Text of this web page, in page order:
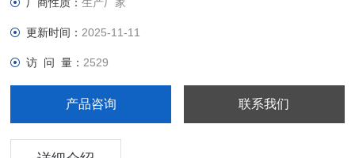
更新时间： 2025-11-11
访 问 量： 2529
产品咨询 联系我们